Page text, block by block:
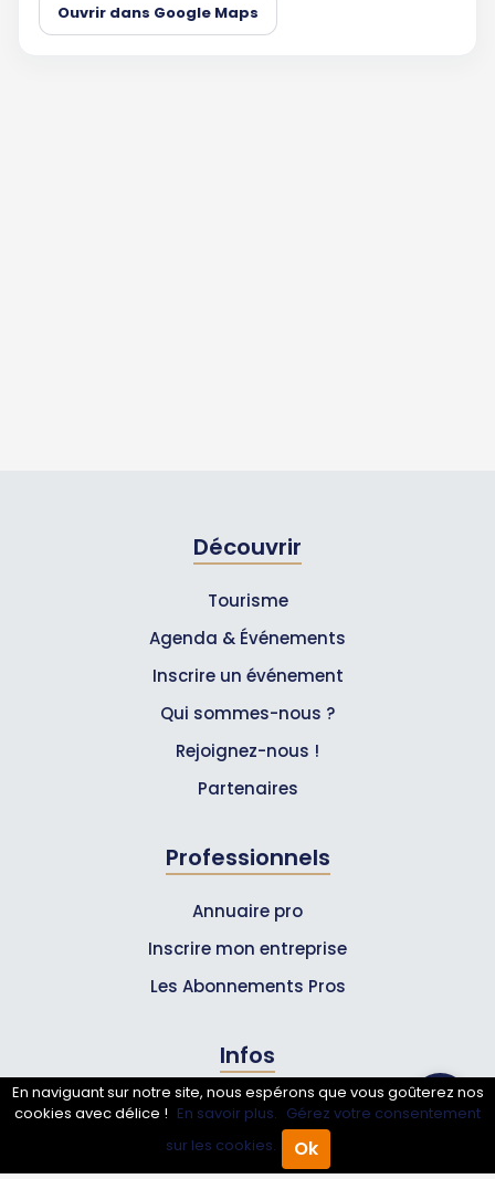
Annuaire Pro Agenda
Ouvrir dans Google Maps
Découvrir
Tourisme
Agenda & Événements
Inscrire un événement
Qui sommes-nous ?
Rejoignez-nous !
Partenaires
Professionnels
Annuaire pro
Inscrire mon entreprise
Les Abonnements Pros
Infos
Mentions légales et CGV
En naviguant sur notre site, nous espérons que vous goûterez nos
cookies avec délice ! En savoir plus. Gérez votre consentement
sur les cookies.
Ok